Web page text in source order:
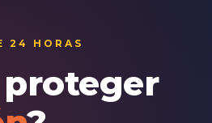
24 HORAS